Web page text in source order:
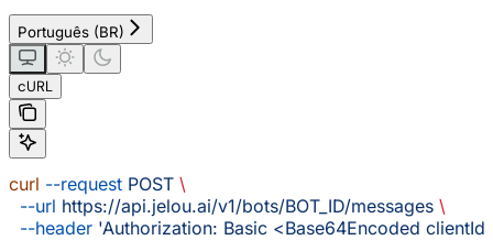
Português (BR)
cURL
curl --request POST \
  --url
https://api.jelou.ai/v1/bots/BOT_ID/messages \
  --header
'Authorization: Basic <Base64Encoded